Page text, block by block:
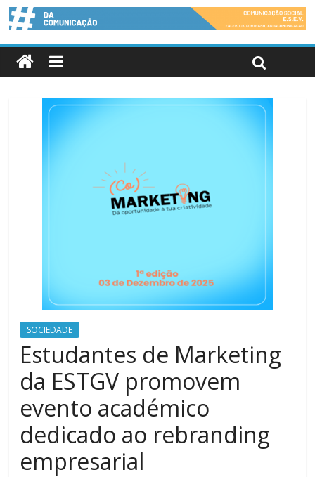
SOCIEDADE
Estudantes de Marketing
da ESTGV promovem
evento académico
dedicado ao rebranding
empresarial